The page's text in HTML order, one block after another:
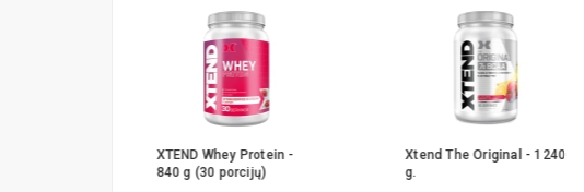
XTEND Whey Protein -
840 g (30 porcijų)
Xtend The Original - 1240
g.